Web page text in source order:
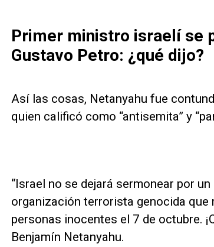
Primer ministro israelí se
Gustavo Petro: ¿qué dijo?
Así las cosas, Netanyahu fue
quien calificó como “antisemita” y
“Israel no se dejará sermonear por
organización terrorista genocida
personas inocentes el 7 de octubre.
Benjamín Netanyahu.